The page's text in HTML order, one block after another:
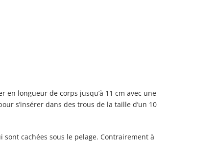
longueur de corps jusqu’à 11 cm avec une
s’insérer dans des trous de la taille d’un 10
sont cachées sous le pelage. Contrairement à